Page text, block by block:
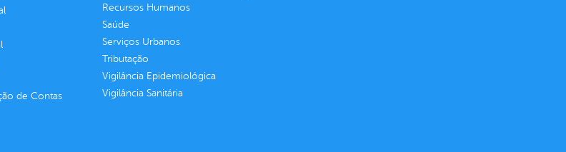
de Contas
Recursos Humanos
Saúde
Serviços Urbanos
Tributação
Vigilância Epidemiológica
Vigilância Sanitária